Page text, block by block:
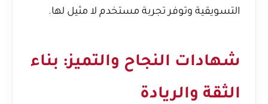
التسويقية وتوفر تجربة مستخدم لا مثيل لها.
شهادات النجاح والتميز: بناء
الثقة والريادة